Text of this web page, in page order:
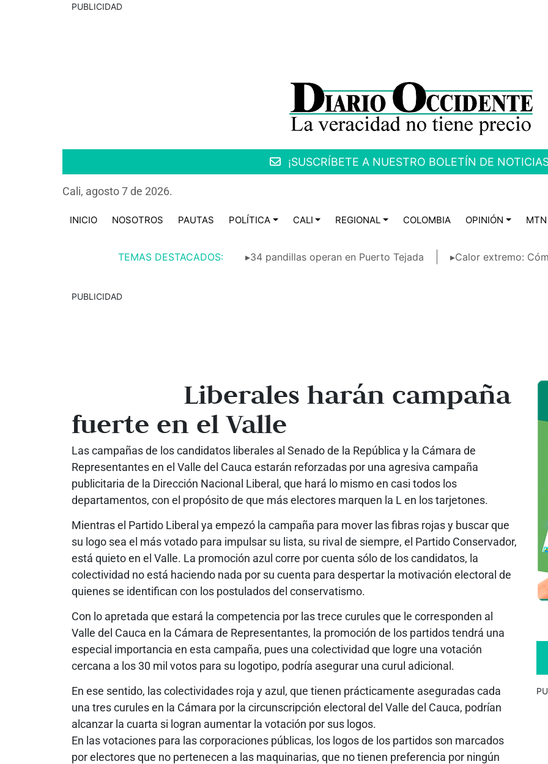
PUBLICIDAD
¡SUSCRÍBETE A NUESTRO BOLETÍN DE
Cali, agosto 7 de 2026.
INICIO NOSOTROS PAUTAS POLÍTICA CALI REGIONAL COLOMBIA OPINIÓN MTN
TEMAS DESTACADOS: ▸34 pandillas operan en Puerto Tejada ▸Calor extremo:
PUBLICIDAD
Liberales harán campaña
fuerte en el Valle
Las campañas de los candidatos liberales al Senado de la República y la Cámara de
Representantes en el Valle del Cauca estarán reforzadas por una agresiva campaña
publicitaria de la Dirección Nacional Liberal, que hará lo mismo en casi todos los
departamentos, con el propósito de que más electores marquen la L en los tarjetones.
Mientras el Partido Liberal ya empezó la campaña para mover las fibras rojas y buscar que
su logo sea el más votado para impulsar su lista, su rival de siempre, el Partido Conservador,
está quieto en el Valle. La promoción azul corre por cuenta sólo de los candidatos, la
colectividad no está haciendo nada por su cuenta para despertar la motivación electoral de
quienes se identifican con los postulados del conservatismo.
Con lo apretada que estará la competencia por las trece curules que le corresponden al
Valle del Cauca en la Cámara de Representantes, la promoción de los partidos tendrá una
especial importancia en esta campaña, pues una colectividad que logre una votación
cercana a los 30 mil votos para su logotipo, podría asegurar una curul adicional.
En ese sentido, las colectividades roja y azul, que tienen prácticamente aseguradas cada
una tres curules en la Cámara por la circunscripción electoral del Valle del Cauca, podrían
alcanzar la cuarta si logran aumentar la votación por sus logos.
En las votaciones para las corporaciones públicas, los logos de los partidos son marcados
por electores que no pertenecen a las maquinarias, que no tienen preferencia por ningún